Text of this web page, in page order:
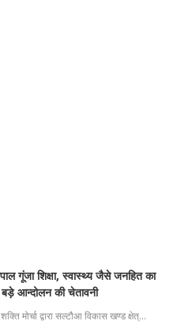
गूंजा शिक्षा, स्वास्थ्य जैसे जनहित का
बड़े आन्दोलन की चेतावनी
मोर्चा द्वारा सल्टौआ विकास खण्ड क्षेत्…